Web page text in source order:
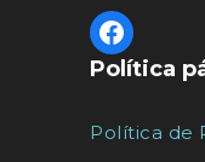
Política
Política de